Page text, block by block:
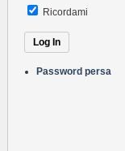
Ricordami
Password persa